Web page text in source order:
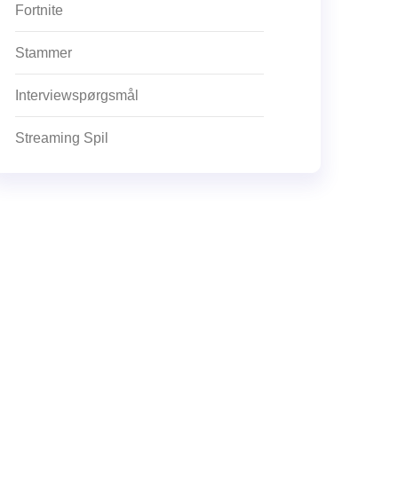
Fortnite
Stammer
Interviewspørgsmål
Streaming Spil